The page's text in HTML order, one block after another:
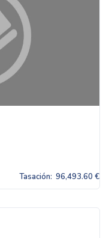
Tasación: 96,493.60 €